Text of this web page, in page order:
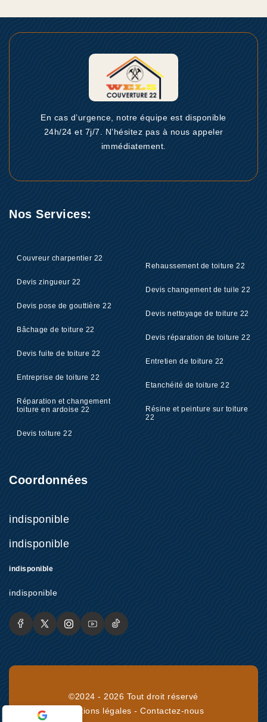
En cas d’urgence, notre équipe est disponible
24h/24 et 7j/7. N’hésitez pas à nous appeler
immédiatement.
Nos Services:
Couvreur charpentier 22
Devis zingueur 22
Devis pose de gouttière 22
Bâchage de toiture 22
Devis fuite de toiture 22
Entreprise de toiture 22
Réparation et changement
toiture en ardoise 22
Devis toiture 22
Rehaussement de toiture 22
Devis changement de tuile 22
Devis nettoyage de toiture 22
Devis réparation de toiture 22
Entretien de toiture 22
Etanchéité de toiture 22
Résine et peinture sur toiture
22
Coordonnées
indisponible
indisponible
indisponible
indisponible
©2024 - 2026 Tout droit réservé
Mentions légales -Contactez-nous